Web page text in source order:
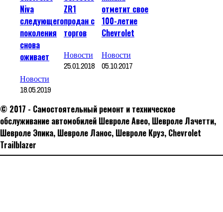
Niva
следующего
поколения
снова
оживает
Новости
18.05.2019
ZR1
продан с
торгов
Новости
25.01.2018
отметит свое
100-летие
Chevrolet
Новости
05.10.2017
© 2017 - Самостоятельный ремонт и техническое
обслуживание автомобилей Шевроле Авео, Шевроле Лачетти,
Шевроле Эпика, Шевроле Ланос, Шевроле Круз, Сhevrolet
Trailblazer